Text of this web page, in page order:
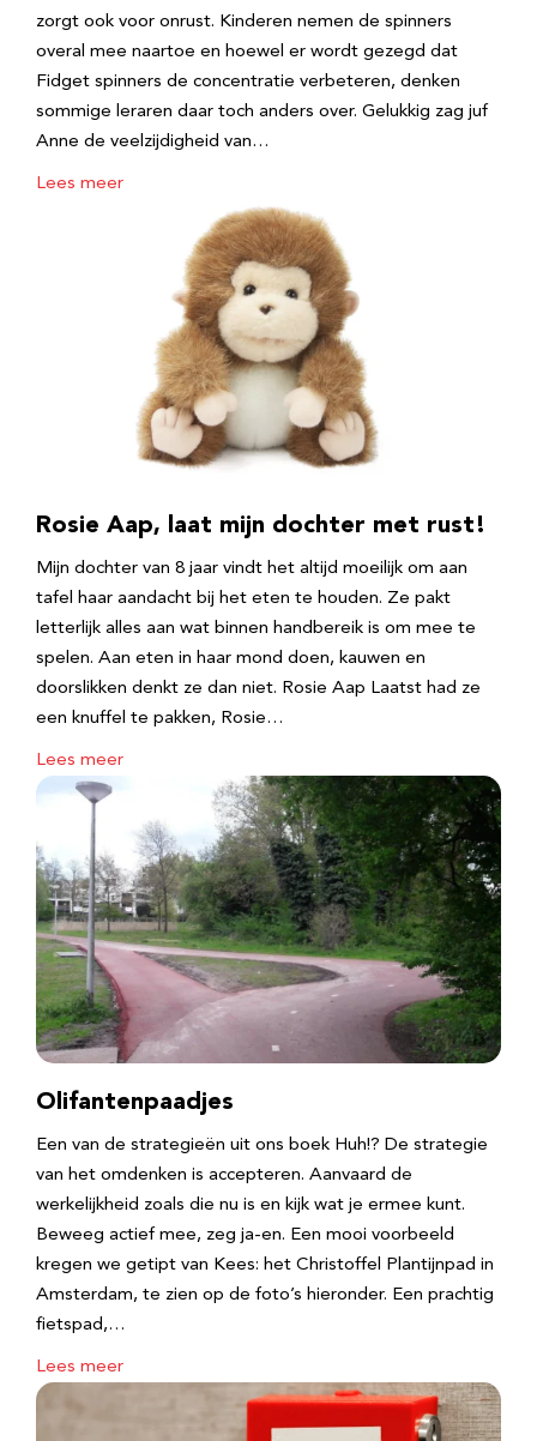
zorgt ook voor onrust. Kinderen nemen de spinners
overal mee naartoe en hoewel er wordt gezegd dat
Fidget spinners de concentratie verbeteren, denken
sommige leraren daar toch anders over. Gelukkig zag juf
Anne de veelzijdigheid van…
Lees meer
Rosie Aap, laat mijn dochter met rust!
Mijn dochter van 8 jaar vindt het altijd moeilijk om aan
tafel haar aandacht bij het eten te houden. Ze pakt
letterlijk alles aan wat binnen handbereik is om mee te
spelen. Aan eten in haar mond doen, kauwen en
doorslikken denkt ze dan niet. Rosie Aap Laatst had ze
een knuffel te pakken, Rosie…
Lees meer
Olifantenpaadjes
Een van de strategieën uit ons boek Huh!? De strategie
van het omdenken is accepteren. Aanvaard de
werkelijkheid zoals die nu is en kijk wat je ermee kunt.
Beweeg actief mee, zeg ja-en. Een mooi voorbeeld
kregen we getipt van Kees: het Christoffel Plantijnpad in
Amsterdam, te zien op de foto’s hieronder. Een prachtig
fietspad,…
Lees meer